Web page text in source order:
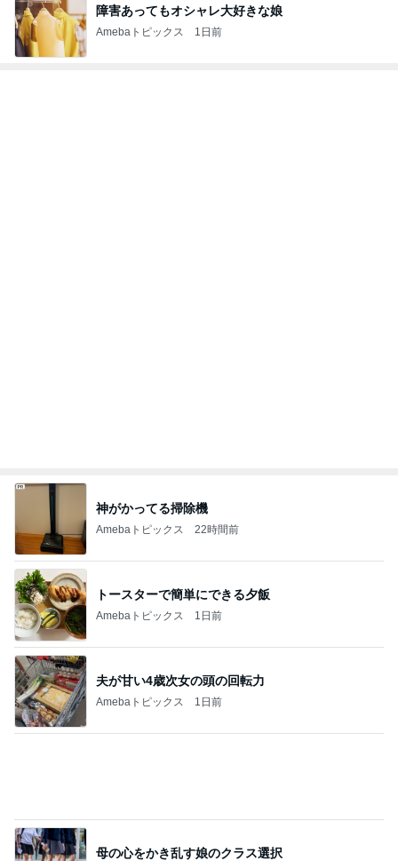
障害あってもオシャレ大好きな娘
Amebaトピックス 1日前
神がかってる掃除機
Amebaトピックス 22時間前
トースターで簡単にできる夕飯
Amebaトピックス 1日前
夫が甘い4歳次女の頭の回転力
Amebaトピックス 1日前
母の心をかき乱す娘のクラス選択